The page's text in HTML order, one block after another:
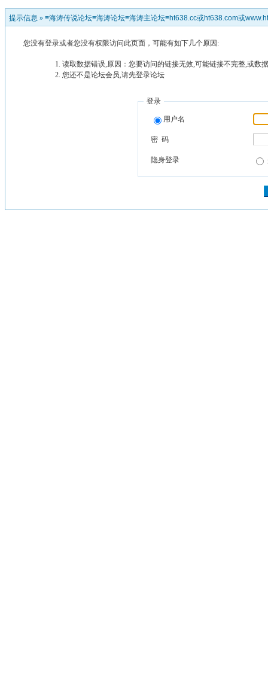
提示信息 » ≡海涛传说论坛≡海涛论坛≡海涛主论坛≡ht638.cc或ht638.com或
您没有登录或者您没有权限访问此页面，可能有如下几个原因:
读取数据错误,原因：您要访问的链接无效,可能链接不完整,或数
您还不是论坛会员,请先登录论坛
登录
用户名
密 码
隐身登录